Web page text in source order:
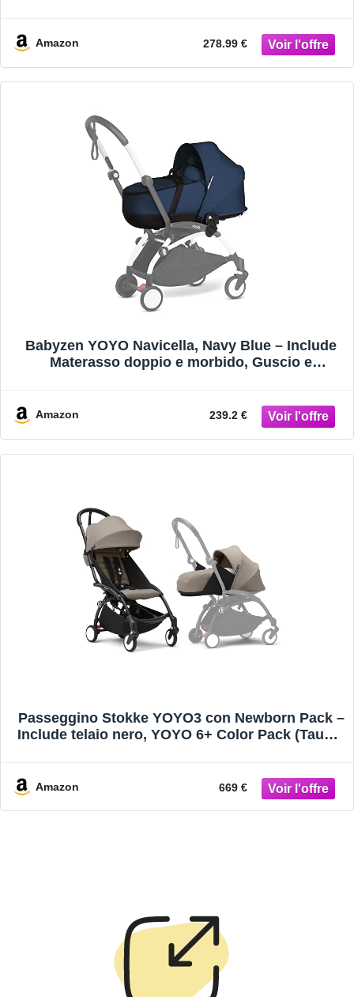
Amazon 278.99 €
Babyzen YOYO Navicella, Navy Blue – Include
Materasso doppio e morbido, Guscio e
Amazon 239.2 €
Passeggino Stokke YOYO3 con Newborn Pack –
Include telaio nero, YOYO 6+ Color Pack (Taupe)
Amazon 669 €